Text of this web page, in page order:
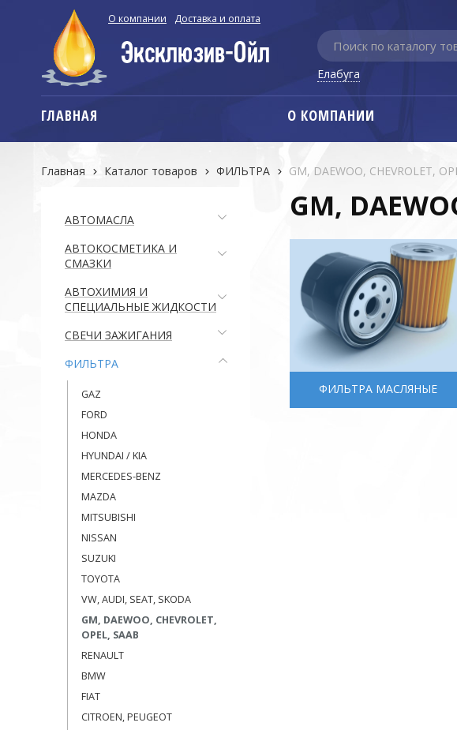
О компании Доставка и оплата
Елабуга
ГЛАВНАЯ О КОМПАНИИ
Главная Каталог товаров ФИЛЬТРА GM, DAEWOO, CHEVROLET,
АВТОМАСЛА
АВТОКОСМЕТИКА И
СМАЗКИ
АВТОХИМИЯ И
СПЕЦИАЛЬНЫЕ ЖИДКОСТИ
СВЕЧИ ЗАЖИГАНИЯ
ФИЛЬТРА
GAZ
FORD
HONDA
HYUNDAI / KIA
MERCEDES-BENZ
MAZDA
MITSUBISHI
NISSAN
SUZUKI
TOYOTA
VW, AUDI, SEAT, SKODA
GM, DAEWOO, CHEVROLET,
OPEL, SAAB
RENAULT
BMW
FIAT
CITROEN, PEUGEOT
GM,
ФИЛЬТРА MАСЛЯНЫЕ